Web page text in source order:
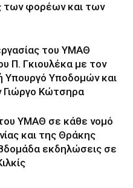
των φορέων και των
του ΥΜΑΘ
Π. Γκιουλέκα με τον
Υποδομών και
Κώτσηρα
ΥΜΑΘ σε κάθε νομό
και της Θράκης
εκδηλώσεις σε